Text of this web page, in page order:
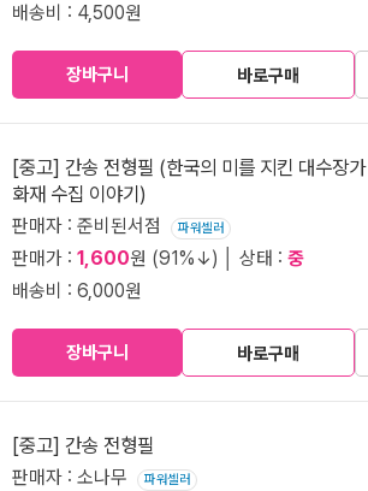
배송비 : 4,500원
장바구니 바로구매
[중고] 간송 전형필 (한국의 미를 지킨 대수장
화재 수집 이야기)
판매자 : 준비된서점 파워셀러
판매가 : 1,600원 (91%↓) │ 상태 : 중
배송비 : 6,000원
장바구니 바로구매
[중고] 간송 전형필
판매자 : 소나무 파워셀러